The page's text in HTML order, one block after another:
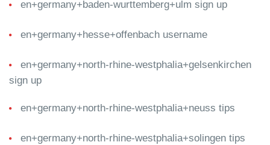
en+germany+baden-wurttemberg+ulm sign up
en+germany+hesse+offenbach username
en+germany+north-rhine-westphalia+gelsenkirchen
sign up
en+germany+north-rhine-westphalia+neuss tips
en+germany+north-rhine-westphalia+solingen tips